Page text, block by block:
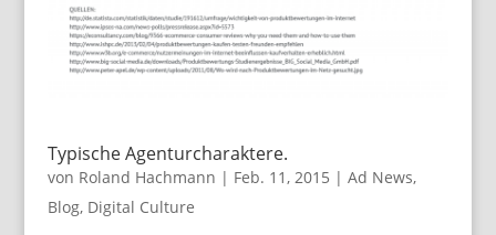
Typische Agenturcharaktere.
von Roland Hachmann | Feb. 11, 2015 | Ad News,
Blog, Digital Culture